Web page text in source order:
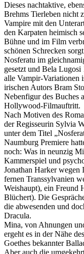
Dieses nachtaktive,
Brehms Tierleben nicht
Vampire mit den
den Karpaten heimisch
Bühne und im Film
schönen Schrecken
Nosferatu im
gesetzt und Bela
alle Vampir-Variationen
irischen Autors Bram
Nebenfigur des Buches
Hollywood-Filmauftritt.
Nach Motiven des
der Regisseurin Sylvia
unter dem Titel
Naumburg Premiere
noch: Was in neunzig
Kammerspiel und
Jonathan Harker
fernen Transsylvanien
Weishaupt), ein Freund
Blüchert). Die
die abwesenden und
Dracula.
Mina, von Ahnungen
ergeht es in der Nähe
Goethes bekannter